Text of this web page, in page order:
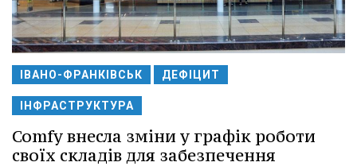
ІВАНО-ФРАНКІВСЬК ДЕФІЦИТ
ІНФРАСТРУКТУРА
Comfy внесла зміни у графік роботи
своїх складів для забезпечення